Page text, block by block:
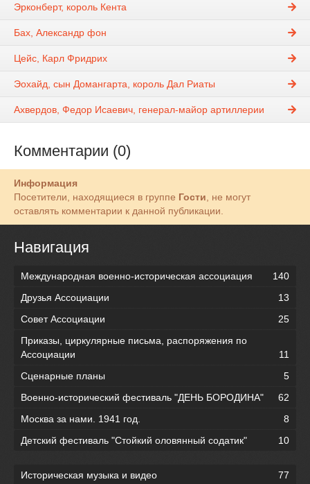
Эрконберт, король Кента
Бах, Александр фон
Цейс, Карл Фридрих
Эохайд, сын Домангарта, король Дал Риаты
Ахвердов, Федор Исаевич, генерал-майор артиллерии
Комментарии (0)
Информация
Посетители, находящиеся в группе Гости , не могут
оставлять комментарии к данной публикации.
Навигация
Международная военно-историческая ассоциация
140
Друзья Ассоциации
13
Совет Ассоциации
25
Приказы, циркулярные письма, распоряжения по
Ассоциации
11
Сценарные планы
5
Военно-исторический фестиваль "ДЕНЬ БОРОДИНА"
62
Москва за нами. 1941 год.
8
Детский фестиваль "Стойкий оловянный содатик"
10
Историческая музыка и видео 77